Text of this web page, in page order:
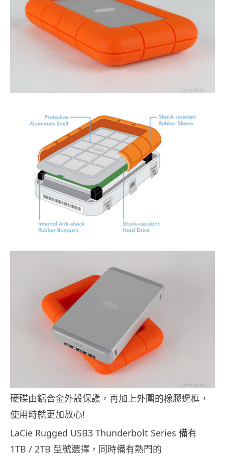
硬碟由鋁合金外殼保護，再加上外圍的橡膠邊框，
使用時就更加放心!
LaCie Rugged USB3 Thunderbolt Series 備有
1TB / 2TB 型號選擇，同時備有熱門的